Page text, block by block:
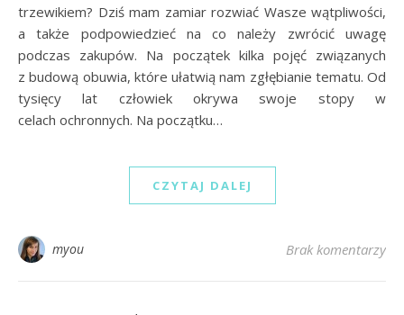
trzewikiem? Dziś mam zamiar rozwiać Wasze wątpliwości,
a także podpowiedzieć na co należy zwrócić uwagę
podczas zakupów. Na początek kilka pojęć związanych
z budową obuwia, które ułatwią nam zgłębianie tematu. Od
tysięcy lat człowiek okrywa swoje stopy w
celach ochronnych. Na początku…
CZYTAJ DALEJ
myou Brak komentarzy